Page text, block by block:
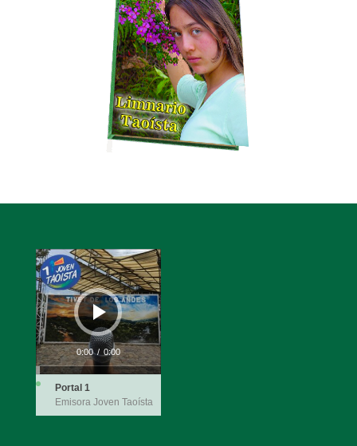
Reproductor
de
audio
0:00 / 0:00
Portal 1
Emisora Joven Taoísta